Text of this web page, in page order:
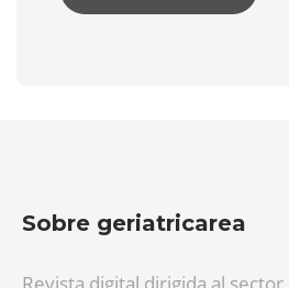
Sobre geriatricarea
Revista digital dirigida al